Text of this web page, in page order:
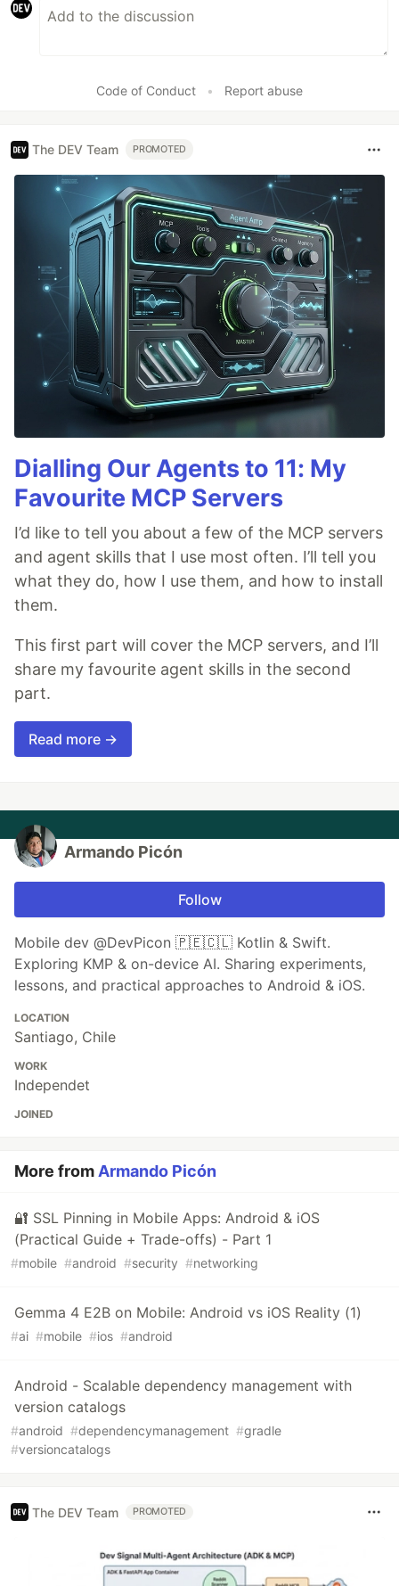
Code of Conduct • Report abuse
The DEV Team PROMOTED
Dialling Our Agents to 11: My
Favourite MCP Servers
I’d like to tell you about a few of the MCP servers
and agent skills that I use most often. I’ll tell you
what they do, how I use them, and how to install
them.
This first part will cover the MCP servers, and I’ll
share my favourite agent skills in the second
part.
Read more →
Armando Picón
Follow
Mobile dev @DevPicon 🇵🇪🇨🇱 Kotlin & Swift.
Exploring KMP & on-device AI. Sharing experiments,
lessons, and practical approaches to Android & iOS.
LOCATION
Santiago, Chile
WORK
Independet
JOINED
More fromArmando Picón
🔐 SSL Pinning in Mobile Apps: Android & iOS
(Practical Guide + Trade-offs) - Part 1
#mobile #android #security #networking
Gemma 4 E2B on Mobile: Android vs iOS Reality (1)
#ai #mobile #ios #android
Android - Scalable dependency management with
version catalogs
#android #dependencymanagement #gradle
#versioncatalogs
The DEV Team PROMOTED